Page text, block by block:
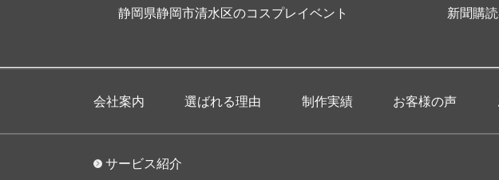
静岡県静岡市清水区のコスプレイベント 新聞購
会社案内 選ばれる理由 制作実績 お客様の声
サービス紹介